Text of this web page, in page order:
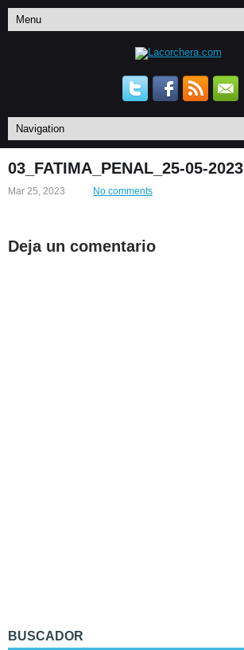
03_FATIMA_PENAL_25-05-2023
Mar 25, 2023 No comments
Deja un comentario
BUSCADOR